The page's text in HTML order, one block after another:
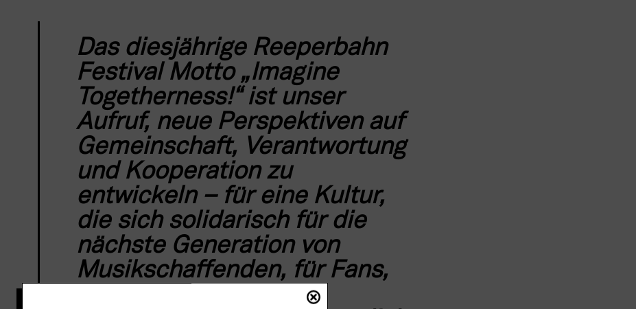
Das diesjährige Reeperbahn
Festival Motto „Imagine
Togetherness!“ ist unser
Aufruf, neue Perspektiven auf
Gemeinschaft, Verantwortung
und Kooperation zu
entwickeln – für eine Kultur,
die sich solidarisch für die
nächste Generation von
Musikschaffenden, für Fans,